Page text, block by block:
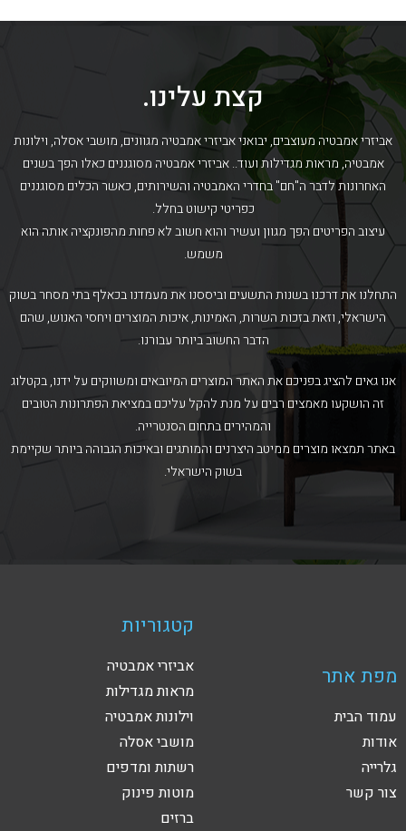
קצת עלינו.
אביזרי אמבטיה מעוצבים, יבואני אביזרי אמבטיה מגוונים, מושבי אסלה, וילונות
אמבטיה, מראות מגדילות ועוד.. אביזרי אמבטיה מסוגננים כאלו הפך בשנים
האחרונות לדבר ה"חם" בחדרי האמבטיה והשירותים, כאשר הכלים מסוגננים
כפריטי קישוט בחלל.
עיצוב הפריטים הפך מגוון ועשיר והוא חשוב לא פחות מהפונקציה אותה הוא
משמש.
התחלנו את דרכנו בשנות התשעים וביססנו את מעמדנו בכאלף בתי מסחר בשוק
הישראלי, וזאת בזכות השרות, האמינות, איכות המוצרים ויחסי האנוש, שהם
הדבר החשוב ביותר עבורנו.
אנו גאים להציג בפניכם את האתר המוצרים המיובאים ומשווקים על ידנו, בקטלוג
זה הושקעו מאמצים רבים על מנת להקל עליכם במציאת הפתרונות הטובים
והמהירים בתחום הסנטרייה.
באתר תמצאו מוצרים ממיטב היצרנים והמותגים ובאיכות הגבוהה ביותר שקיימת
בשוק הישראלי.
מפת אתר
עמוד הבית
אודות
גלרייה
צור קשר
קטגוריות
אביזרי אמבטיה
מראות מגדילות
וילונות אמבטיה
מושבי אסלה
רשתות ומדפים
מוטות פינוק
ברזים